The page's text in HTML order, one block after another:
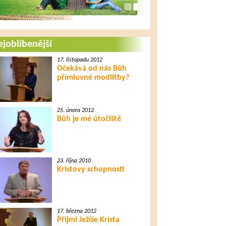
17. listopadu 2012
Očekává od nás Bůh
přímluvné modlitby?
25. února 2012
Bůh je mé útočiště
23. října 2010
Kristovy schopnosti
17. března 2012
Přijmi Ježíše Krista